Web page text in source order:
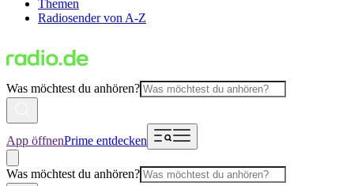
Themen
Radiosender von A-Z
Was möchtest du anhören?
App öffnenPrime entdecken
Was möchtest du anhören?